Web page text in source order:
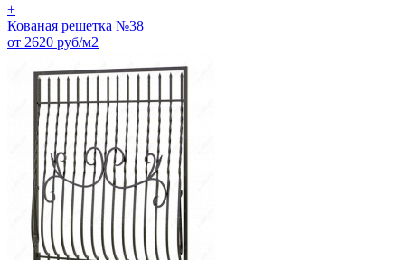
+
Кованая решетка №38
от 2620 руб/м2